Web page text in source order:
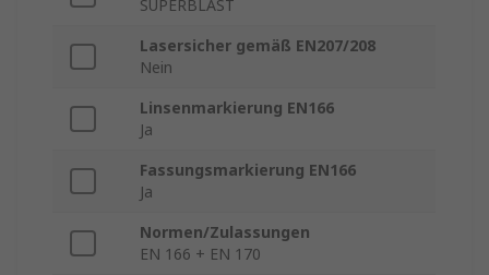
SUPERBLAST
Lasersicher gemäß EN207/208
Nein
Linsenmarkierung EN166
Ja
Fassungsmarkierung EN166
Ja
Normen/Zulassungen
EN 166 + EN 170